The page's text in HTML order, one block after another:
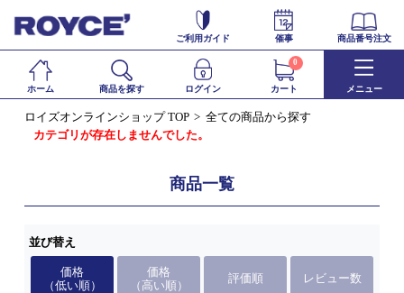
ご利用ガイド 催事 商品番号注文
ホーム 商品を探す ログイン カート
0
メニュー
ロイズオンラインショップ TOP
全ての商品から探す
カテゴリが存在しませんでした。
商品一覧
並び替え
価格
（低い順）
価格
（高い順）
評価順 レビュー数